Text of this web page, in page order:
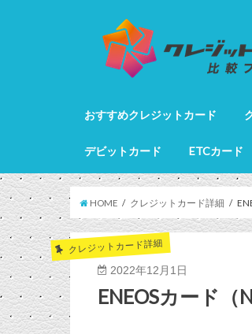
おすすめクレジットカード
クレジットカード全カードランキング
クレジットカードランキング
ゴールドカードランキング
プラチナカードランキング
ブラックカードランキング ク
デビットカード
デビットカード比較
デビットカードランキング
ETCカード
HOME クレジットカード詳細
クレジットカード詳細
2022年12月1日
ENEOSカード（